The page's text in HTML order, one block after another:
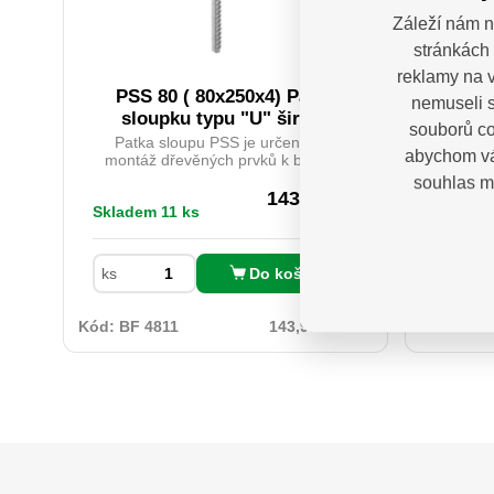
PSS 80 ( 80x250x4) Patka
sloupku typu "U" široká
Patka sloupu PSS je určena pro
montáž dřevěných prvků k betonu.
dřeva od podkladu a její konstrukce
umožňuje přenášet vysoké zatížení.
vlhkosti. Povrch kotvy do betonu lze
natřít dekorativní barvou určenou na
Skladem 11 ks
143,93
ks Do košíku
Kód: BF 4811 143,93 Kč / ks
na
HRC
Záleží nám
reklamy na
nemuseli
souborů
abychom
souhlas